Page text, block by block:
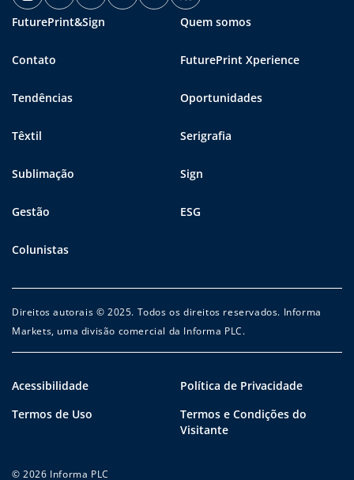
FuturePrint&Sign Quem somos
Contato FuturePrint Xperience
Tendências Oportunidades
Têxtil Serigrafia
Sublimação Sign
Gestão ESG
Colunistas
Direitos autorais © 2025. Todos os direitos reservados. Informa
Markets, uma divisão comercial da Informa PLC.
Acessibilidade
Política de Privacidade
Termos de Uso
Termos e Condições do
Visitante
© 2026 Informa PLC